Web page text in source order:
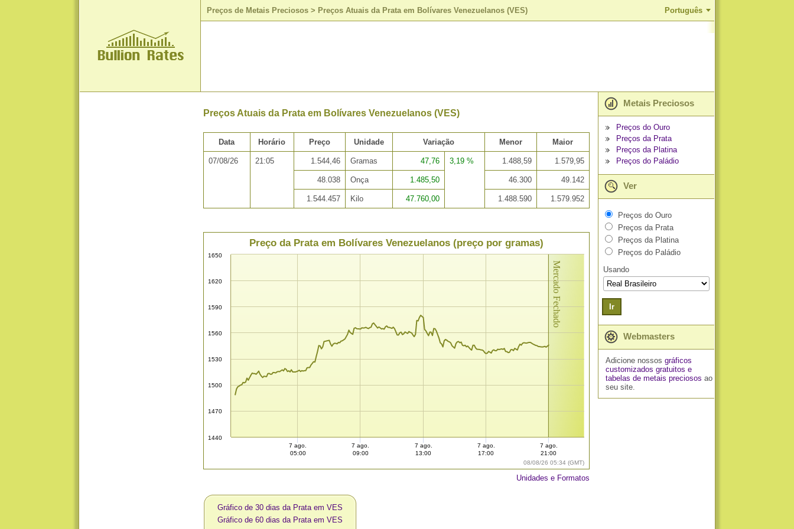
Preços de Metais Preciosos > Preços Atuais da Prata em Bolívares Venezuelanos (VES) Português
Preços Atuais da Prata em Bolívares Venezuelanos (VES)
Data Horário Preço Unidade Variação Menor Maior
07/08/26 21:05 1.544,46 Gramas 47,76 3,19 % 1.488,59 1.579,95
48.038 Onça 1.485,50 46.300 49.142
1.544.457 Kilo 47.760,00 1.488.590 1.579.952
Mercado Fechado
08/08/26 05:34 (GMT)
Preço da Prata em Bolívares Venezuelanos (preço por gramas)
1440
1470
1500
1530
1560
1590
1620
1650
7 ago.
05:00
7 ago.
09:00
7 ago.
13:00
7 ago.
17:00
7 ago.
21:00
Unidades e Formatos
Gráfico de 30 dias da Prata em VES
Gráfico de 60 dias da Prata em VES
Metais Preciosos
Preços do Ouro
Preços da Prata
Preços da Platina
Preços do Paládio
Ver
Preços do Ouro
Preços da Prata
Preços da Platina
Preços do Paládio
Usando
Ir
Webmasters
Adicione nossos gráficos
customizados gratuitos e
tabelas de metais preciosos ao
seu site.